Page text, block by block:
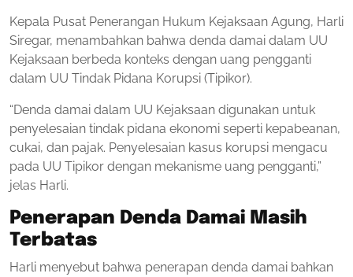
Kepala Pusat Penerangan Hukum Kejaksaan Agung, Harli
Siregar, menambahkan bahwa denda damai dalam UU
Kejaksaan berbeda konteks dengan uang pengganti
dalam UU Tindak Pidana Korupsi (Tipikor).
“Denda damai dalam UU Kejaksaan digunakan untuk
penyelesaian tindak pidana ekonomi seperti kepabeanan,
cukai, dan pajak. Penyelesaian kasus korupsi mengacu
pada UU Tipikor dengan mekanisme uang pengganti,”
jelas Harli.
Penerapan Denda Damai Masih
Terbatas
Harli menyebut bahwa penerapan denda damai bahkan